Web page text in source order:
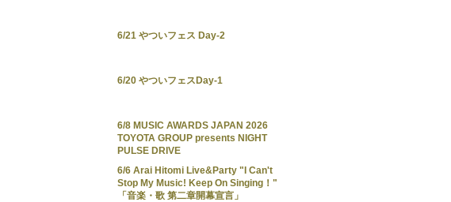
6/21 やついフェス Day-2
6/20 やついフェスDay-1
6/8 MUSIC AWARDS JAPAN 2026
TOYOTA GROUP presents NIGHT
PULSE DRIVE
6/6 Arai Hitomi Live&Party "I Can't
Stop My Music! Keep On Singing！"
「音楽・歌 第二章開幕宣言」